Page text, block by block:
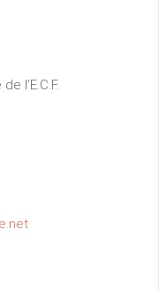
l’E.C.F.